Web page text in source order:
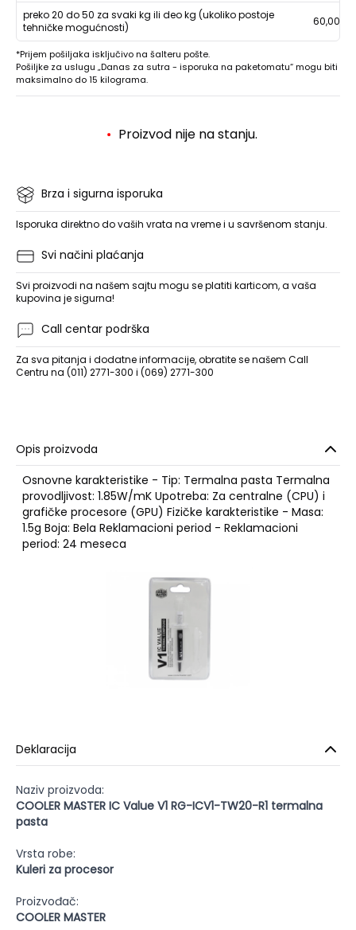
preko 20 do 50 za svaki kg ili deo kg (ukoliko postoje
tehničke mogućnosti)
60,00
*Prijem pošiljaka isključivo na šalteru pošte.
Pošiljke za uslugu „Danas za sutra - isporuka na paketomatu“ mogu biti
maksimalno do 15 kilograma.
Proizvod nije na stanju.
Brza i sigurna isporuka
Isporuka direktno do vaših vrata na vreme i u savršenom stanju.
Svi načini plaćanja
Svi proizvodi na našem sajtu mogu se platiti karticom, a vaša
kupovina je sigurna!
Call centar podrška
Za sva pitanja i dodatne informacije, obratite se našem Call
Centru na (011) 2771-300 i (069) 2771-300
Opis proizvoda
Osnovne karakteristike - Tip: Termalna pasta Termalna
provodljivost: 1.85W/mK Upotreba: Za centralne (CPU) i
grafičke procesore (GPU) Fizičke karakteristike - Masa:
1.5g Boja: Bela Reklamacioni period - Reklamacioni
period: 24 meseca
Deklaracija
Naziv proizvoda:
COOLER MASTER IC Value V1 RG-ICV1-TW20-R1 termalna
pasta
Vrsta robe:
Kuleri za procesor
Proizvođač:
COOLER MASTER